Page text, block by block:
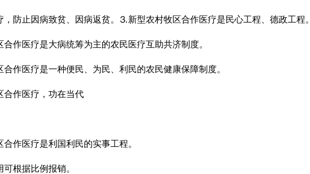
防止因病致贫、因病返贫。⒊新型农村牧区合作医疗是民心工程、德政工程。
作医疗是大病统筹为主的农民医疗互助共济制度。
作医疗是一种便民、为民、利民的农民健康保障制度。
作医疗，功在当代
作医疗是利国利民的实事工程。
根据比例报销。